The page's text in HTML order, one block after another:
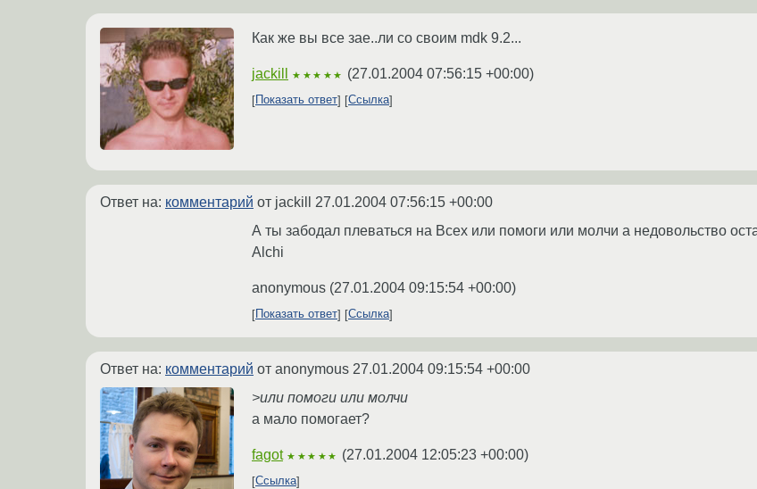
Как же вы все зае..ли со своим mdk 9.2...
jackill ★★★★★ (27.01.2004 07:56:15 +00:00)
Показать ответ Ссылка
Ответ на: комментарий от jackill 27.01.2004 07:56:15 +00:00
А ты забодал плеваться на Всех или помоги или молчи а недовольство
Alchi
anonymous (27.01.2004 09:15:54 +00:00)
Показать ответ Ссылка
Ответ на: комментарий от anonymous 27.01.2004 09:15:54 +00:00
>или помоги или молчи
а мало помогает?
fagot ★★★★★ (27.01.2004 12:05:23 +00:00)
Ссылка